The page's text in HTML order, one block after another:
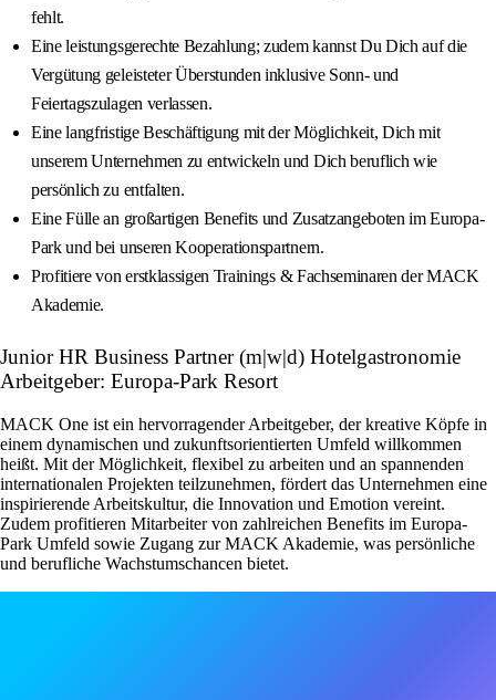
fehlt.
Eine leistungsgerechte Bezahlung; zudem kannst Du Dich auf die
Vergütung geleisteter Überstunden inklusive Sonn- und
Feiertagszulagen verlassen.
Eine langfristige Beschäftigung mit der Möglichkeit, Dich mit
unserem Unternehmen zu entwickeln und Dich beruflich wie
persönlich zu entfalten.
Eine Fülle an großartigen Benefits und Zusatzangeboten im Europa-
Park und bei unseren Kooperationspartnern.
Profitiere von erstklassigen Trainings & Fachseminaren der MACK
Akademie.
Junior HR Business Partner (m|w|d) Hotelgastronomie
Arbeitgeber: Europa-Park Resort
MACK One ist ein hervorragender Arbeitgeber, der kreative Köpfe in
einem dynamischen und zukunftsorientierten Umfeld willkommen
heißt. Mit der Möglichkeit, flexibel zu arbeiten und an spannenden
internationalen Projekten teilzunehmen, fördert das Unternehmen eine
inspirierende Arbeitskultur, die Innovation und Emotion vereint.
Zudem profitieren Mitarbeiter von zahlreichen Benefits im Europa-
Park Umfeld sowie Zugang zur MACK Akademie, was persönliche
und berufliche Wachstumschancen bietet.